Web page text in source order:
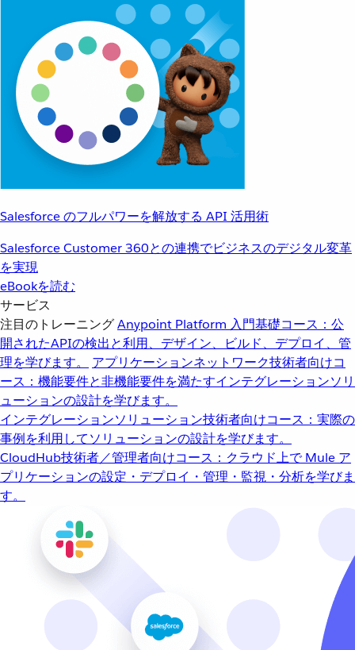
Salesforce のフルパワーを解放する API 活用術
Salesforce Customer 360との連携でビジネスのデジタル変革
を実現
eBookを読む
サービス
注目のトレーニングAnypoint Platform 入門基礎コース：公
開されたAPIの検出と利用、デザイン、ビルド、デプロイ、管
理を学びます。
アプリケーションネットワーク技術者向けコ
ース：機能要件と非機能要件を満たすインテグレーションソリ
ューションの設計を学びます。
インテグレーションソリューション技術者向けコース：実際の
事例を利用してソリューションの設計を学びます。
CloudHub技術者／管理者向けコース：クラウド上で Mule ア
プリケーションの設定・デプロイ・管理・監視・分析を学びま
す。